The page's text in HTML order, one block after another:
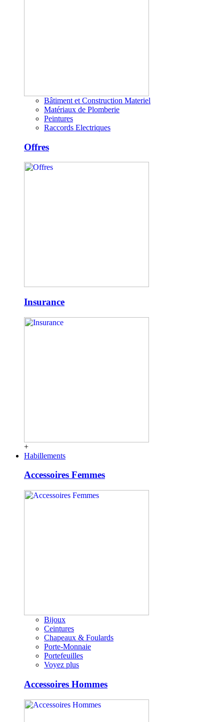
Bâtiment et Construction Materiel
Matériaux de Plomberie
Peintures
Raccords Electriques
Offres
Insurance
+
Habillements
Accessoires Femmes
Bijoux
Ceintures
Chapeaux & Foulards
Porte-Monnaie
Portefeuilles
Voyez plus
Accessoires Hommes